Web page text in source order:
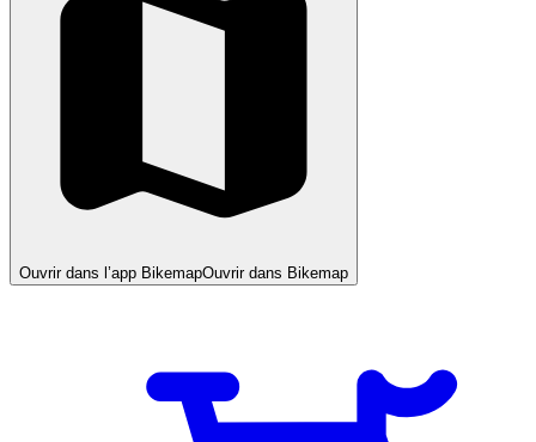
Ouvrir dans l’app BikemapOuvrir dans Bikemap